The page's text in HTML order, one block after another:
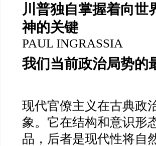
川普独自掌握着向世
神的关键
PAUL INGRASSIA
我们当前政治局势的
现代官僚主义在古典政
象。它在结构和意识形
品，后者是现代性将自